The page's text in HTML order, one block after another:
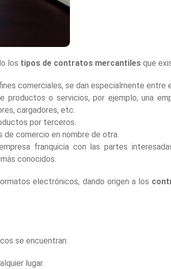
los tipos de contratos mercantiles que
comerciales, se dan especialmente entre
productos o servicios, por ejemplo, una
cargadores, etc.
por terceros.
de comercio en nombre de otra.
franquicia con las partes
conocidos.
electrónicos, dando origen a los
se encuentran:
lugar.